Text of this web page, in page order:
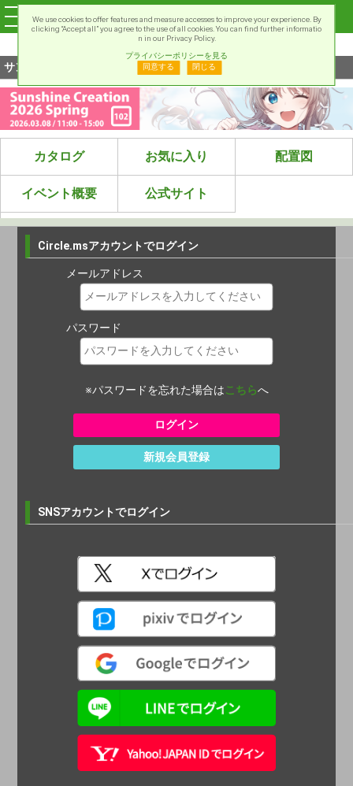
サンクリ2026Spring
サンクリはオールジャンルで楽しめます！
カタログ お気に入り 配置図
イベント概要 公式サイト
Circle.msアカウントでログイン
メールアドレス
パスワード
※パスワードを忘れた場合はこちらへ
新規会員登録
SNSアカウントでログイン
We use cookies to offer features and measure accesses to improve your experience. By
clicking “Accept all” you agree to the use of all cookies. You can find further informatio
n in our Privacy Policy.
プライバシーポリシーを見る
同意する
閉じる